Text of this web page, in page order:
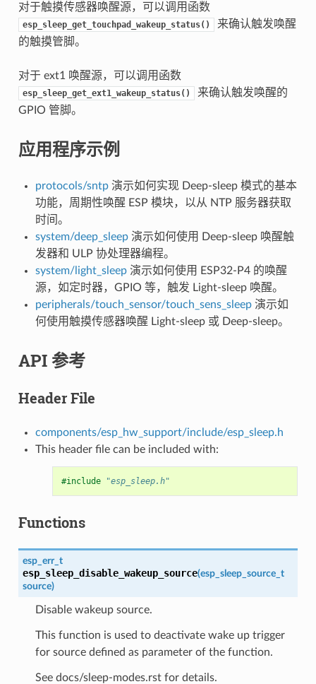
对于触摸传感器唤醒源，可以调用函数
esp_sleep_get_touchpad_wakeup_status()
来确认触发唤醒
的触摸管脚。
对于 ext1 唤醒源，可以调用函数
esp_sleep_get_ext1_wakeup_status()
来确认触发唤醒的
GPIO 管脚。
应用程序示例
protocols/sntp演示如何实现 Deep-sleep 模式的基本
功能，周期性唤醒 ESP 模块，以从 NTP 服务器获取
时间。
system/deep_sleep演示如何使用 Deep-sleep 唤醒触
发器和 ULP 协处理器编程。
system/light_sleep演示如何使用 ESP32-P4 的唤醒
源，如定时器，GPIO 等，触发 Light-sleep 唤醒。
peripherals/touch_sensor/touch_sens_sleep演示如
何使用触摸传感器唤醒 Light-sleep 或 Deep-sleep。
API 参考
Header File
components/esp_hw_support/include/esp_sleep.h
This header file can be included with:
#include "esp_sleep.h"
Functions
esp_err_t
esp_sleep_disable_wakeup_source(esp_sleep_source_t
source)
Disable wakeup source.
This function is used to deactivate wake up trigger
for source defined as parameter of the function.
See docs/sleep-modes.rst for details.